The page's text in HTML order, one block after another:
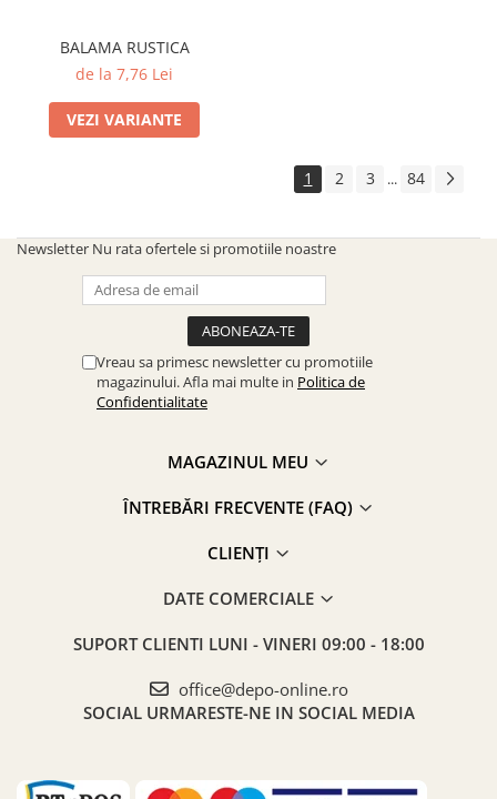
BALAMA RUSTICA
de la 7,76 Lei
VEZI VARIANTE
1 2 3 ... 84
Newsletter Nu rata ofertele si promotiile noastre
Vreau sa primesc newsletter cu promotiile
magazinului. Afla mai multe in Politica de
Confidentialitate
MAGAZINUL MEU
ÎNTREBĂRI FRECVENTE (FAQ)
CLIENȚI
DATE COMERCIALE
SUPORT CLIENTI LUNI - VINERI 09:00 - 18:00
office@depo-online.ro
SOCIAL URMARESTE-NE IN SOCIAL MEDIA